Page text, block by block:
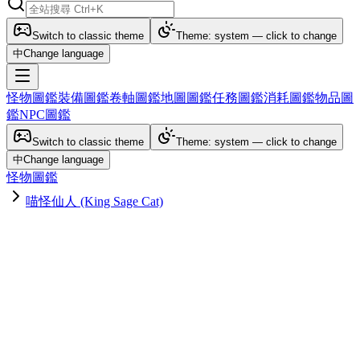
Switch to classic theme
Theme: system — click to change
中Change language
怪物圖鑑裝備圖鑑卷軸圖鑑地圖圖鑑任務圖鑑消耗圖鑑物品圖
鑑NPC圖鑑
Switch to classic theme
Theme: system — click to change
中Change language
怪物圖鑑
喵怪仙人 (King Sage Cat)